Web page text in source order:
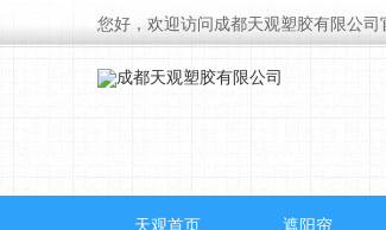
您好，欢迎访问成都天观塑胶有限公司
天观首页 遮阳帘